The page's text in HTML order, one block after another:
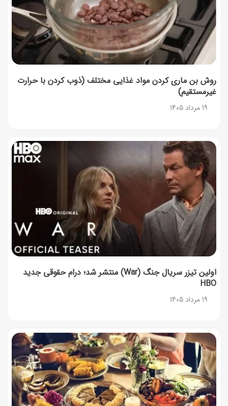
روش بن ماری کردن مواد غذایی مختلف (ذوب کردن با حرارت
غیرمستقیم)
19 مرداد 1405
اولین تیزر سریال جنگ (War) منتشر شد؛ درام حقوقی جدید
HBO
19 مرداد 1405
شکلات تخته‌ای مغزدار با مغزهای دلخواه؛ خانگی و خوشمزه
18 مرداد 1405